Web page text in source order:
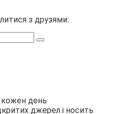
з друзями:
кожен день
джерел і носить